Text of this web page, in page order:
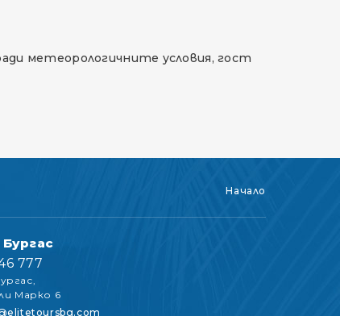
метеорологичните условия, гост
Начало
777
Марко 6